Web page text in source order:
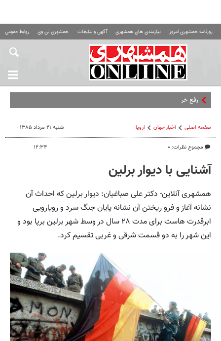
روزنامه همشهری امروز نیازمندی های همشهری آگهی و تبلیغات همشهری تی وی روابط عمومی
رفع خرابی کولر اتوب
صفحه اصلی اخبار جهان اروپا
مجموع نظرات: ۰
شنبه ۲۱ مرداد ۱۳۸۵ -
۱۲:۳۴
آشنایی با دیوار برلین
همشهری آنلاین- دکتر علی صباغیان: دیوار برلین که احداث آن
نشانه آغاز و فرو ریختن آن نشانه پایان جنگ سرد و رویارویی
ابرقدرت هاست برای مدت ۲۸ سال در وسط شهر برلین برپا بود و
این شهر را به دو قسمت شرقی و غربی تقسیم کرد.